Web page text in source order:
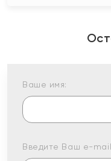
Ваше имя:
Введите Ваш e-